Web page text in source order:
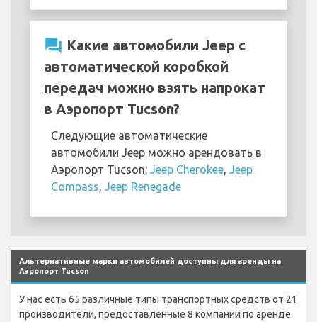
question_answer Какие автомобили Jeep с
автоматической коробкой
передач можно взять напрокат
в Аэропорт Tucson?
Следующие автоматические
автомобили Jeep можно арендовать в
Аэропорт Tucson: Jeep Cherokee
Jeep
Compass
Jeep Renegade
Альтернативные марки автомобилей доступны для аренды на
Аэропорт Tucson
У нас есть 65 различные типы транспортных средств от 21
производители, предоставленные 8 компании по аренде